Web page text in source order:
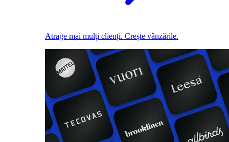
Atrage mai mulți clienți. Crește vânzările.